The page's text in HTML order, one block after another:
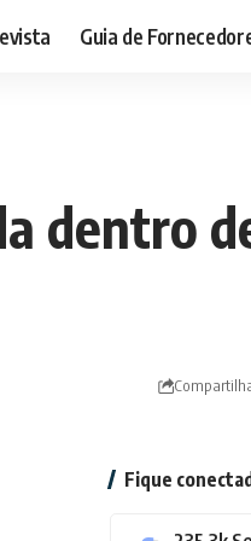
Guia de
dentro
Fique